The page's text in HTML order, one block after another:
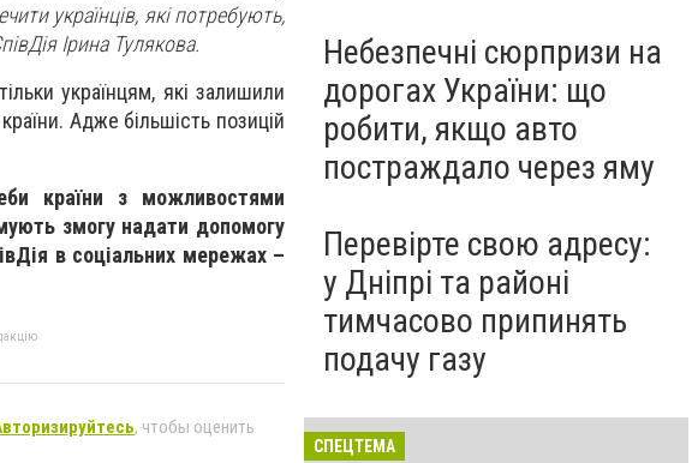
українців, які потребують,
Ірина Тулякова.
українцям, які залишили
Адже більшість позицій
країни з можливостями
змогу надати допомогу
в соціальних мережах –
, чтобы оценить
Небезпечні сюрпризи на
дорогах України: що
робити, якщо авто
постраждало через яму
Перевірте свою адресу:
у Дніпрі та районі
тимчасово припинять
подачу газу
СПЕЦТЕМА